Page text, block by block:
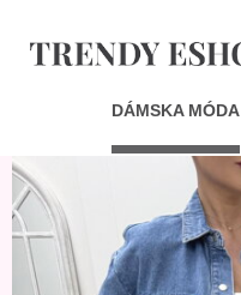
DÁMSKA MÓDA